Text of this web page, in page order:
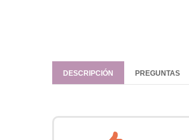
DESCRIPCIÓN PREGUNTAS